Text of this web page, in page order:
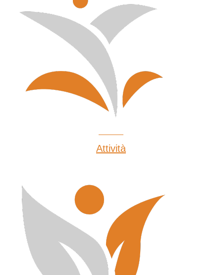
Attività